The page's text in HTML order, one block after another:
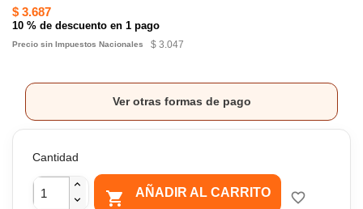
$ 3.687
10 % de descuento en 1 pago
Precio sin Impuestos Nacionales $ 3.047
Ver otras formas de pago
Cantidad
 AÑADIR AL CARRITO favorite_border